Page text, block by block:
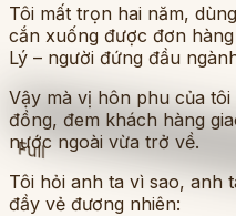
Full
Tôi mất trọn hai năm,
cắn xuống được đơn
Lý – người đứng đầu
Vậy mà vị hôn phu của
đồng, đem khách hàng
nước ngoài vừa trở về.
Tôi hỏi anh ta vì sao, anh
đầy vẻ đương nhiên: